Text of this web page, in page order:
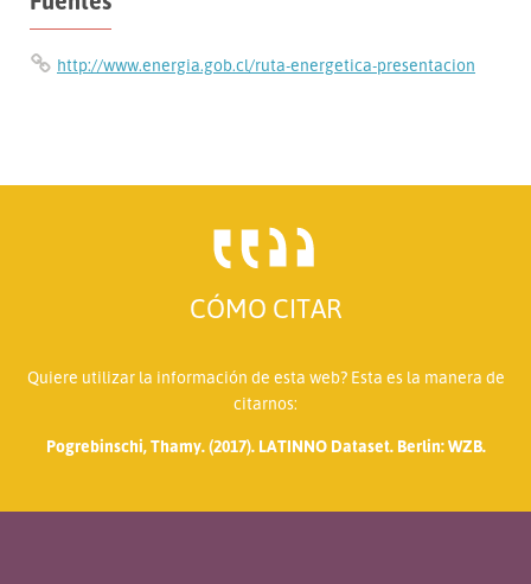
http://www.energia.gob.cl/ruta-energetica-presentacion
CÓMO CITAR
Quiere utilizar la información de esta web? Esta es la manera de
citarnos:
Pogrebinschi, Thamy. (2017). LATINNO Dataset. Berlin: WZB.